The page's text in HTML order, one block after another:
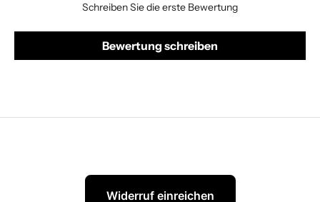
Schreiben Sie die erste Bewertung
Bewertung schreiben
Widerruf einreichen